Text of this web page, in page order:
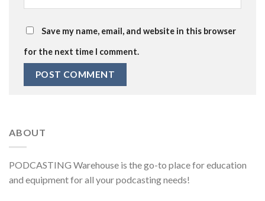
Save my name, email, and website in this browser
for the next time I comment.
ABOUT
PODCASTING Warehouse is the go-to place for education
and equipment for all your podcasting needs!